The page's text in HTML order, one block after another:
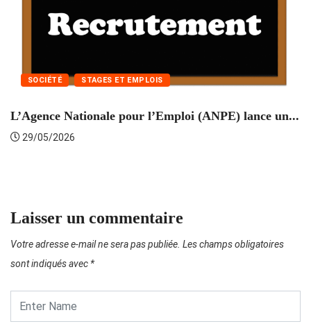
SOCIÉTÉ STAGES ET EMPLOIS
L’Agence Nationale pour l’Emploi (ANPE) lance un...
29/05/2026
Laisser un commentaire
Votre adresse e-mail ne sera pas publiée. Les champs obligatoires
sont indiqués avec *